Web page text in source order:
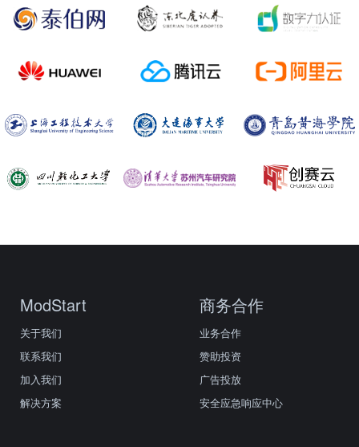
ModStart
关于我们
联系我们
加入我们
解决方案
商务合作
业务合作
赞助投资
广告投放
安全应急响应中心